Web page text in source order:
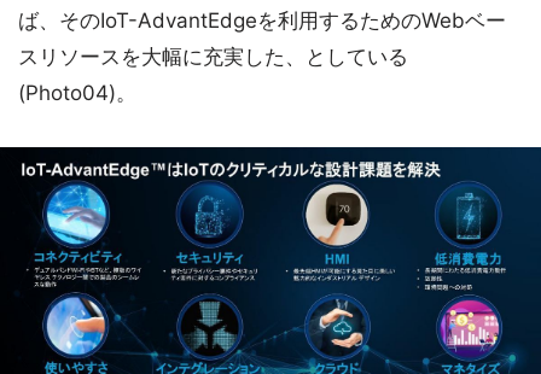
ば、そのIoT-AdvantEdgeを利用するためのWebベー
スリソースを大幅に充実した、としている
(Photo04)。